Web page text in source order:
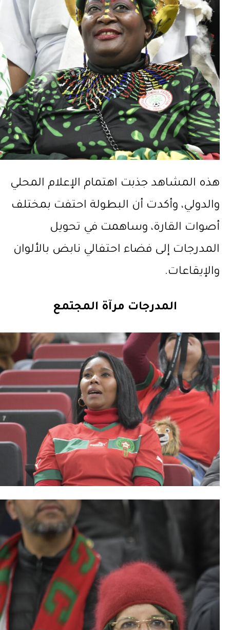
هذه المشاهد جذبت اهتمام الإعلام المحلي
والدولي، وأكدت أن البطولة احتفت بمختلف
أصوات القارة، وساهمت في تحويل
المدرجات إلى فضاء احتفالي نابض بالألوان
والإيقاعات.
المدرجات مرآة المجتمع